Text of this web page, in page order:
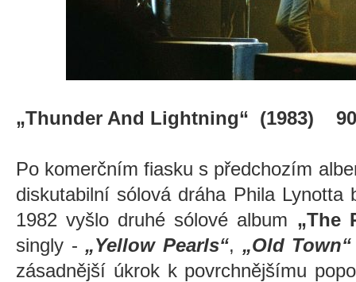
„Thunder And Lightning“ (1983)
Po komerčním fiasku s předchozím
diskutabilní sólová dráha Phila
1982 vyšlo druhé sólové album „The
singly - „Yellow Pearls“, „Old Town
zásadnější úkrok k povrchnějšímu pop